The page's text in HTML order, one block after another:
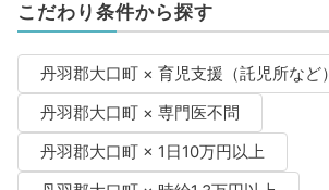
こだわり条件から探す
丹羽郡大口町 × 育児支援（託児所など）
丹羽郡大口町 × 専門医不問
丹羽郡大口町 × 1日10万円以上